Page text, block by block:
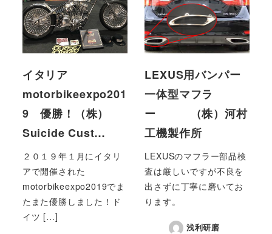
イタリア
motorbikeexpo201
9 優勝！（株）
Suicide Cust…
２０１９年１月にイタリ
アで開催された
motorbikeexpo2019でま
たまた優勝しました！ド
イツ […]
LEXUS用バンパー
一体型マフラ
ー （株）河村
工機製作所
LEXUSのマフラー部品検
査は厳しいですが不良を
出さずに丁寧に磨いてお
ります。
浅利研磨